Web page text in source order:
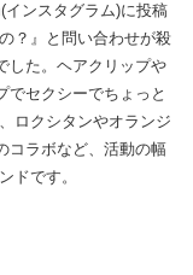
ンスタグラム)に投稿
？』と問い合わせが殺
した。ヘアクリップや
でセクシーでちょっと
ロクシタンやオランジ
コラボなど、活動の幅
ドです。